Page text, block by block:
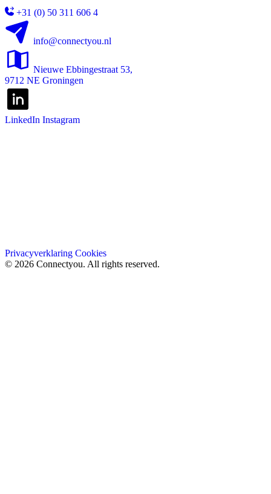
+31 (0) 50 311 606 4
info@connectyou.nl
Nieuwe Ebbingestraat 53,
9712 NE Groningen
LinkedIn Instagram
Privacyverklaring Cookies
© 2026 Connectyou. All rights reserved.